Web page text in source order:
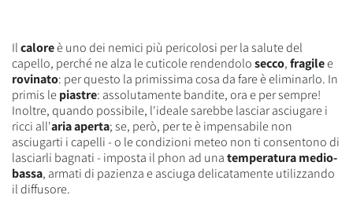
Ilcaloreè uno dei nemici più pericolosi per la salute del
capello, perché ne alza le cuticole rendendolosecco,fragilee
rovinato: per questo la primissima cosa da fare è eliminarlo. In
primis lepiastre: assolutamente bandite, ora e per sempre!
Inoltre, quando possibile, l'ideale sarebbe lasciar asciugare i
ricci all'aria aperta; se, però, per te è impensabile non
asciugarti i capelli - o le condizioni meteo non ti consentono di
lasciarli bagnati - imposta il phon ad unatemperatura medio-
bassa, armati di pazienza e asciuga delicatamente utilizzando
il diffusore.